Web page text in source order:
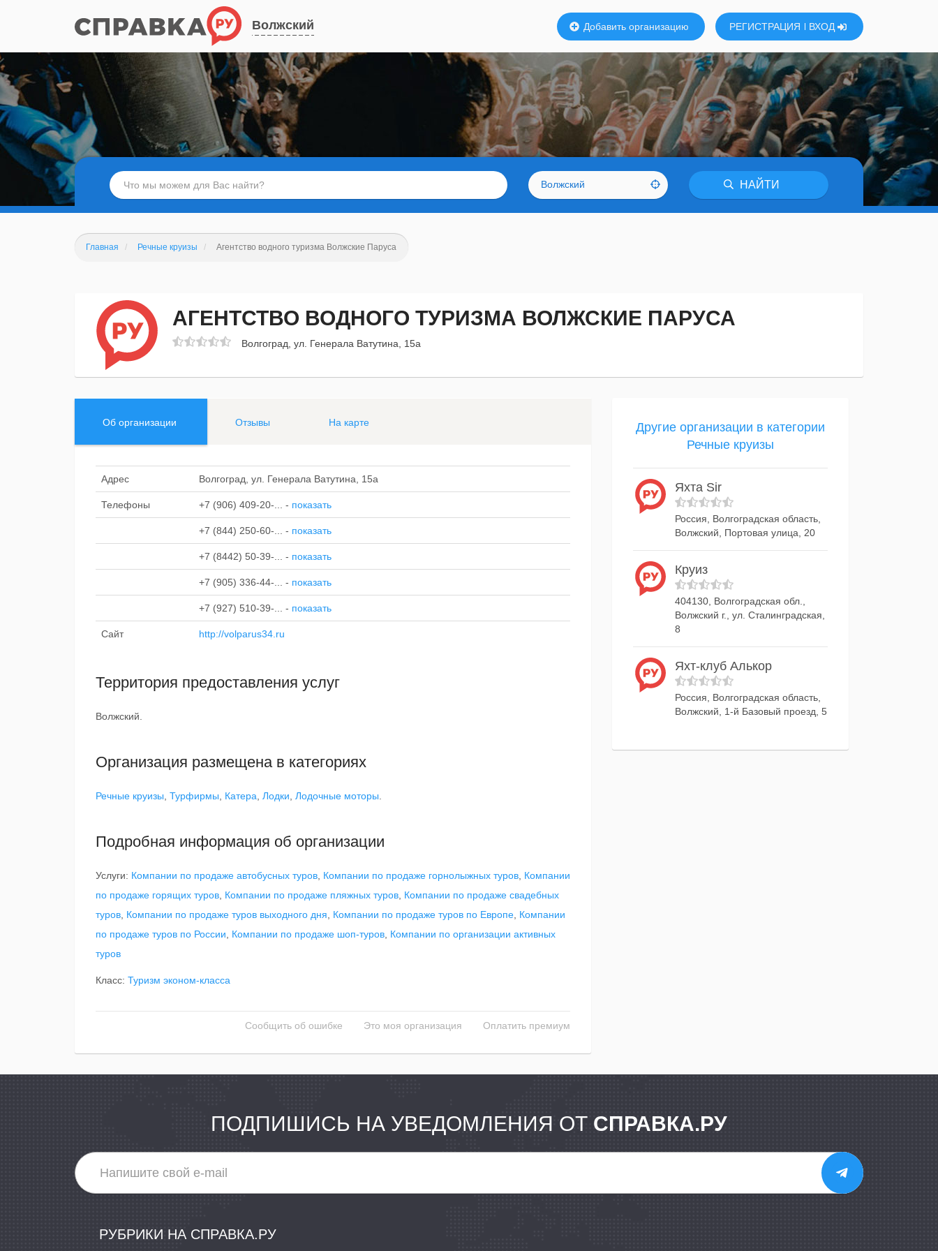
Волжский Добавить организацию РЕГИСТРАЦИЯ ВХОД
Волжский НАЙТИ
Главная Речные круизы Агентство водного туризма Волжские Паруса
АГЕНТСТВО ВОДНОГО ТУРИЗМА ВОЛЖСКИЕ ПАРУСА
Волгоград, ул. Генерала Ватутина, 15а
Об организации Отзывы На карте
Адрес Волгоград, ул. Генерала Ватутина, 15а
Телефоны +7 (906) 409-20-... - показать
+7 (844) 250-60-... - показать
+7 (8442) 50-39-... - показать
+7 (905) 336-44-... - показать
+7 (927) 510-39-... - показать
Сайт http://volparus34.ru
Территория предоставления услуг
Волжский.
Организация размещена в категориях
Речные круизы Турфирмы Катера Лодки Лодочные моторы
Подробная информация об организации
Услуги: Компании по продаже автобусных туров Компании по продаже горнолыжных туров Компании
по продаже горящих туров Компании по продаже пляжных туров Компании по продаже свадебных
туров Компании по продаже туров выходного дня Компании по продаже туров по Европе Компании
по продаже туров по России
Компании по продаже шоп-туров Компании по организации активных
туров
Класс: Туризм эконом-класса
Сообщить об ошибке Это моя организация Оплатить премиум
Другие организации в категории
Речные круизы
Яхта Sir
Россия, Волгоградская область,
Волжский, Портовая улица, 20
Круиз
404130, Волгоградская обл.,
Волжский г., ул. Сталинградская,
8
Яхт-клуб Алькор
Россия, Волгоградская область,
Волжский, 1-й Базовый проезд, 5
ПОДПИШИСЬ НА УВЕДОМЛЕНИЯ ОТ СПРАВКА.РУ
РУБРИКИ НА СПРАВКА.РУ